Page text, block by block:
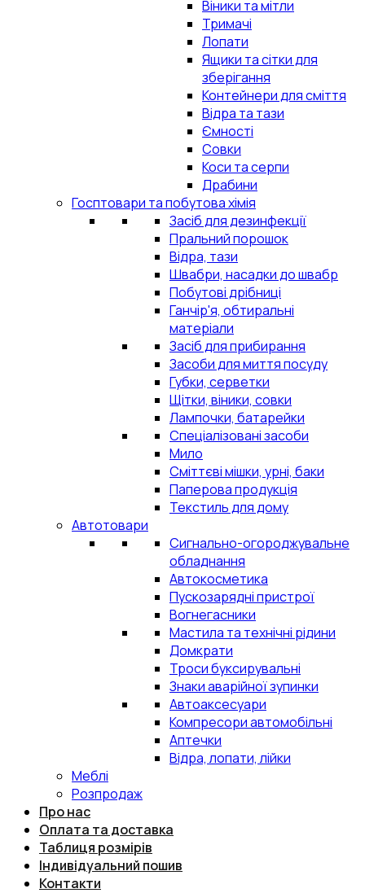
Віники та мітли
Тримачі
Лопати
Ящики та сітки для
зберігання
Контейнери для сміття
Відра та тази
Ємності
Совки
Коси та серпи
Драбини
Госптовари та побутова хімія
Засіб для дезинфекції
Пральний порошок
Відра, тази
Швабри, насадки до швабр
Побутові дрібниці
Ганчір'я, обтиральні
матеріали
Засіб для прибирання
Засоби для миття посуду
Губки, серветки
Щітки, віники, совки
Лампочки, батарейки
Спеціалізовані засоби
Мило
Сміттєві мішки, урні, баки
Паперова продукція
Текстиль для дому
Автотовари
Сигнально-огороджувальне
обладнання
Автокосметика
Пускозарядні пристрої
Вогнегасники
Мастила та технічні рідини
Домкрати
Троси буксирувальні
Знаки аварійної зупинки
Автоаксесуари
Компресори автомобільні
Аптечки
Відра, лопати, лійки
Меблі
Розпродаж
Про нас
Оплата та доставка
Таблиця розмірів
Індивідуальний пошив
Контакти